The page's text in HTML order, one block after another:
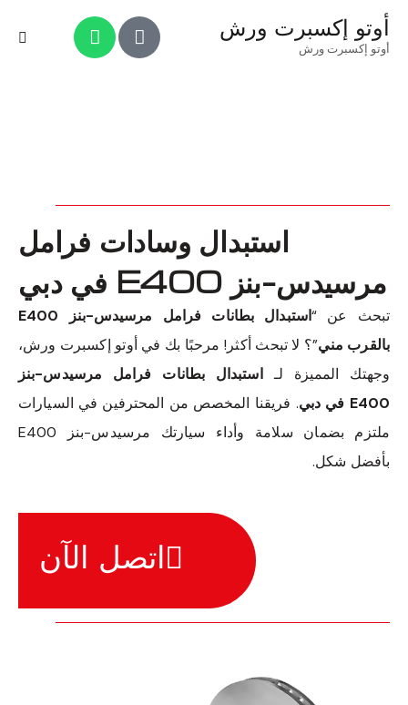
أوتو إكسبرت ورش
أوتو إكسبرت ورش
استبدال وسادات فرامل
مرسيدس-بنز E400 في دبي
تبحث عن “
استبدال بطانات فرامل مرسيدس-بنز E400
بالقرب مني”؟ لا تبحث أكثر! مرحبًا بك في أوتو إكسبرت ورش،
وجهتك المميزة لـاستبدال بطانات فرامل مرسيدس-بنز
E400 في دبي
. فريقنا المخصص من المحترفين في السيارات
ملتزم بضمان سلامة وأداء سيارتك مرسيدس-بنز E400
بأفضل شكل.
اتصل الآن